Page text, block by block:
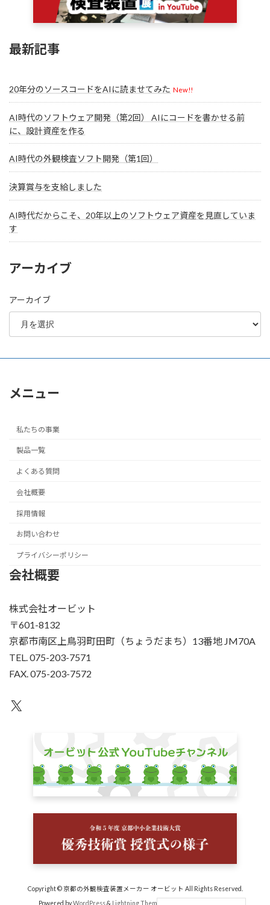
最新記事
20年分のソースコードをAIに読ませてみた New!!
AI時代のソフトウェア開発（第2回） AIにコードを書かせる前
に、設計資産を作る
AI時代の外観検査ソフト開発（第1回）
決算賞与を支給しました
AI時代だからこそ、20年以上のソフトウェア資産を見直していま
す
アーカイブ
アーカイブ
メニュー
私たちの事業
製品一覧
よくある質問
会社概要
採用情報
お問い合わせ
プライバシーポリシー
会社概要
株式会社オービット
〒601-8132
京都市南区上鳥羽町田町（ちょうだまち）13番地 JM70A
TEL. 075-203-7571
FAX. 075-203-7572
X
Copyright © 京都の外観検査装置メーカー オービット All Rights Reserved.
Powered byWordPress& Lightning Theme